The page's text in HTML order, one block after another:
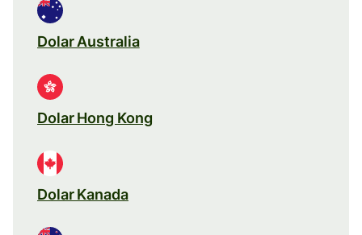
Dolar Australia
Dolar Hong Kong
Dolar Kanada